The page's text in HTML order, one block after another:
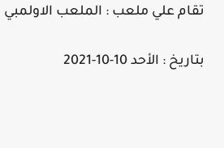
تقام علي ملعب : الملعب الاولمبي
بتاريخ : الأحد 10-10-2021